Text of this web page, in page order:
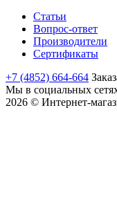
Статьи
Вопрос-ответ
Производители
Сертификаты
+7 (4852) 664-664
Мы в социальных
2026 © Интернет-